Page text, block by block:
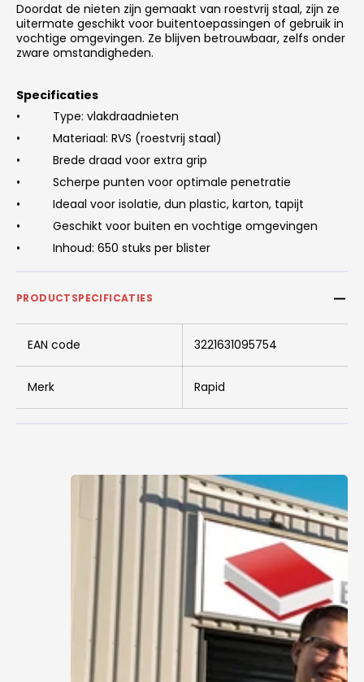
Doordat de nieten zijn gemaakt van roestvrij staal, zijn ze
uitermate geschikt voor buitentoepassingen of gebruik in
vochtige omgevingen. Ze blijven betrouwbaar, zelfs onder
zware omstandigheden.
Specificaties
•
Type: vlakdraadnieten
•
Materiaal: RVS (roestvrij staal)
•
Brede draad voor extra grip
•
Scherpe punten voor optimale penetratie
•
Ideaal voor isolatie, dun plastic, karton, tapijt
•
Geschikt voor buiten en vochtige omgevingen
•
Inhoud: 650 stuks per blister
PRODUCTSPECIFICATIES
EAN code 3221631095754
Merk Rapid